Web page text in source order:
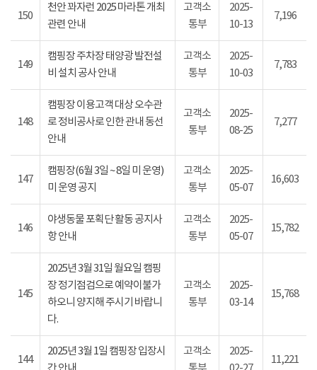
150
천안 꽈자런 2025 마라톤 개최
관련 안내
고객소
통부
2025-
10-13
7,196
149
캠핑장 주차장 태양광 발전설
비 설치 공사 안내
고객소
통부
2025-
10-03
7,783
148
캠핑장 이용고객 대상 오수관
로 정비공사로 인한 관내 동선
안내
고객소
통부
2025-
08-25
7,277
147
캠핑장(6월 3일 ~ 8일 미 운영)
미 운영 공지
고객소
통부
2025-
05-07
16,603
146
야생동물 포획단 활동 공지사
항 안내
고객소
통부
2025-
05-07
15,782
145
2025년 3월 31일 월요일 캠핑
장 정기점검으로 예약이불가
하오니 양지해 주시기 바랍니
다.
고객소
통부
2025-
03-14
15,768
144
2025년 3월 1일 캠핑장 입장시
고객소
2025-
11,221